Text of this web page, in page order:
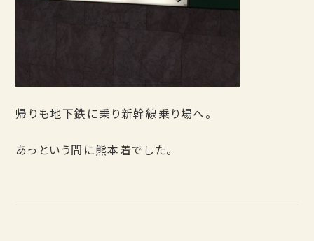
帰りも地下鉄に乗り新幹線乗り場へ。
あっという間に熊本着でした。